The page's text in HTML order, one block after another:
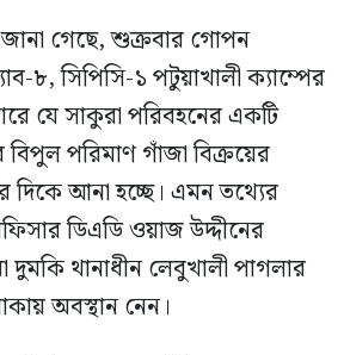
গেছে, শুক্রবার গোপন
৮, সিপিসি-১ পটুয়াখালী ক্যাম্পের
যে সাকুরা পরিবহনের একটি
বিপুল পরিমাণ গাঁজা বিক্রয়ের
দিকে আনা হচ্ছে। এমন তথ্যের
ডিএডি ওয়াজ উদ্দীনের
দুমকি থানাধীন লেবুখালী পাগলার
অবস্থান নেন।